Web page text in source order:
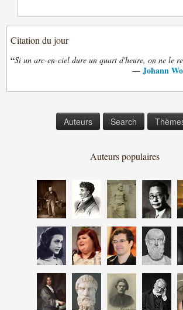
Citation du jour
“Si un arc-en-ciel dure un quart d'heure, on ne le
— Johann
Auteurs Search
Auteurs populaires